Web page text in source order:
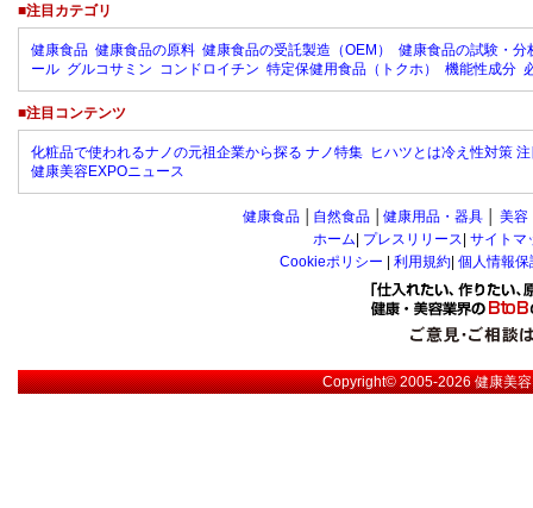
■注目カテゴリ
健康食品 健康食品の原料 健康食品の受託製造（OEM）
健康食品の試験・分
ール グルコサミン コンドロイチン 特定保健用食品（トクホ） 機能性成分
■注目コンテンツ
化粧品で使われるナノの元祖企業から探る ナノ特集 ヒハツとは冷え性対策
健康美容EXPOニュース
健康食品 自然食品 健康用品・器具 美容
ホーム プレスリリース サイトマ
Cookieポリシー
利用規約 個人情報
Copyright© 2005-2026健康美